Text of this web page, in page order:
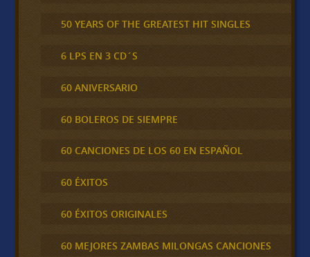
50 YEARS OF THE GREATEST HIT SINGLES
6 LPS EN 3 CD´S
60 ANIVERSARIO
60 BOLEROS DE SIEMPRE
60 CANCIONES DE LOS 60 EN ESPAÑOL
60 ÉXITOS
60 ÉXITOS ORIGINALES
60 MEJORES ZAMBAS MILONGAS CANCIONES